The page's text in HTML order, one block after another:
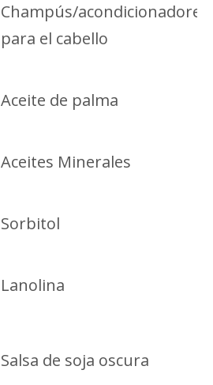
Champús/acondicionadores
para el cabello
Aceite de palma
Aceites Minerales
Sorbitol
Lanolina
Salsa de soja oscura